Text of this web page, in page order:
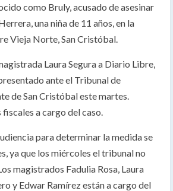
como Bruly, acusado de asesinar
una niña de 11 años, en la
Vieja Norte, San Cristóbal.
Laura Segura a Diario Libre,
ante el Tribunal de
de San Cristóbal este martes.
fiscales a cargo del caso.
para determinar la medida se
ya que los miércoles el tribunal no
magistrados Fadulia Rosa, Laura
y Edwar Ramírez están a cargo del